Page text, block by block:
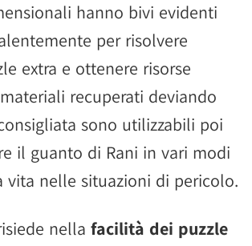
hanno bivi evidenti
per risolvere
extra e ottenere risorse
recuperati deviando
sono utilizzabili poi
il guanto di Rani in vari modi
vita nelle situazioni di pericolo.
nella facilità dei puzzle